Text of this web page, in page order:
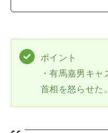
ポイント
・有馬嘉男キ
首相を怒らせた。